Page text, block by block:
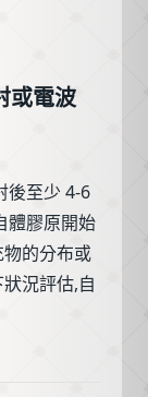
或電波
後至少 4-6
體膠原開始
的分布或
況評估,自